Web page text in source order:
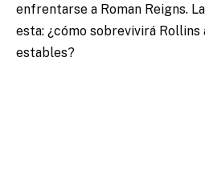
enfrentarse a Roman Reigns.
esta: ¿cómo sobrevivirá Rollins
estables?